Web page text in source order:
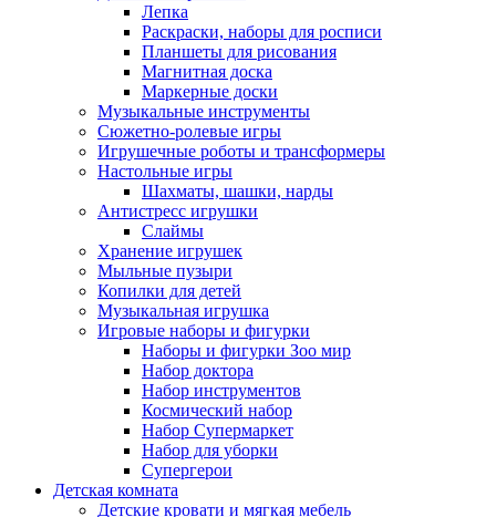
Лепка
Раскраски, наборы для росписи
Планшеты для рисования
Магнитная доска
Маркерные доски
Музыкальные инструменты
Сюжетно-ролевые игры
Игрушечные роботы и трансформеры
Настольные игры
Шахматы, шашки, нарды
Антистресс игрушки
Слаймы
Хранение игрушек
Мыльные пузыри
Копилки для детей
Музыкальная игрушка
Игровые наборы и фигурки
Наборы и фигурки Зоо мир
Набор доктора
Набор инструментов
Космический набор
Hабор Супермаркет
Набор для уборки
Супергерои
Детская комната
Детские кровати и мягкая мебель